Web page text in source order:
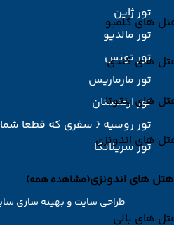
های کلمبو
های کندی
های بنتوتا
های اندونزی
هتل های اندونزی(مشاهده همه)
های بالی
تور ژاپن
تور مالدیو
تور تونس
تور مارماریس
تور ارمنستان
تور روسیه { سفری که قطعا
تور سریلانکا
طراحی سایت و بهینه سازی